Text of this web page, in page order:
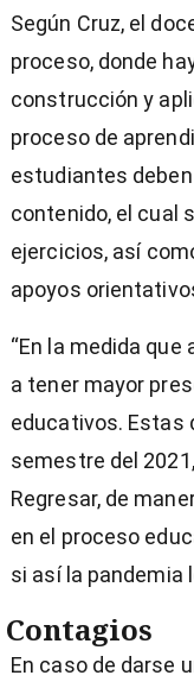
Según Cruz, el
proceso, donde
construcción y
proceso de
estudiantes
contenido, el cual
ejercicios, así
apoyos
“En la medida
a tener mayor
educativos. Estas
semestre del
Regresar, de
en el proceso
si así la pandemia
Contagios
En caso de darse